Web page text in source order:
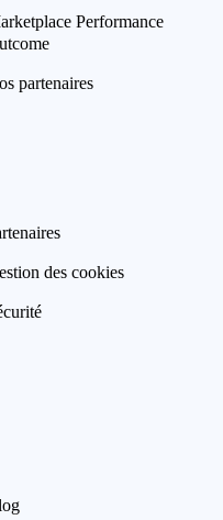
Performance
partenaires
des cookies